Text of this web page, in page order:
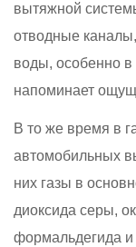
вытяжной
отводные
воды, особенно
напоминает
В то же время в
автомобильных
них газы в
диоксида серы,
формальдегида